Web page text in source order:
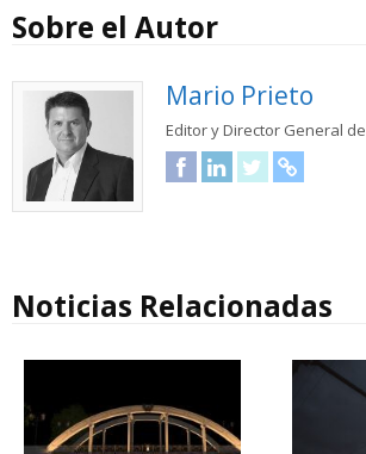
Sobre el Autor
Mario Prieto
Editor y Director General
FacebookLinkedInTwitter
Noticias Relacionadas